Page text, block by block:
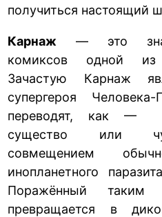
получиться настоящий
Карнаж — это
комиксов одной из
Зачастую Карнаж
супергероя
переводят, как —
существо или
совмещением
инопланетного
Поражённый таким
превращается в